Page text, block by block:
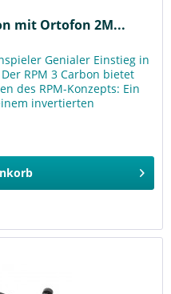
mit Ortofon 2M...
Genialer Einstieg in
RPM 3 Carbon bietet
des RPM-Konzepts: Ein
invertierten